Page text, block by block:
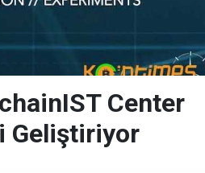
Center
Geliştiriyor